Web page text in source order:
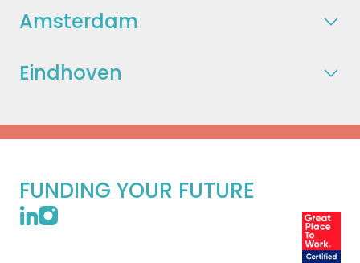
Amsterdam
Eindhoven
FUNDING YOUR FUTURE